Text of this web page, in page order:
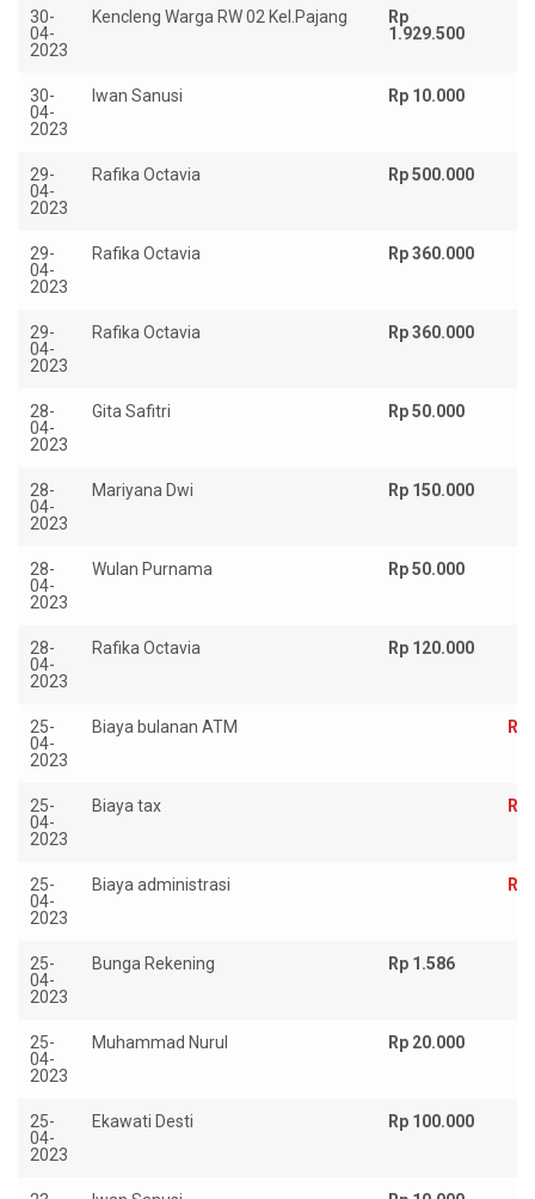
30-
04-
2023
Kencleng Warga RW 02 Kel.Pajang
Rp
1.929.500
30-
04-
2023
Iwan Sanusi Rp 10.000
29-
04-
2023
Rafika Octavia Rp 500.000
29-
04-
2023
Rafika Octavia Rp 360.000
29-
04-
2023
Rafika Octavia Rp 360.000
28-
04-
2023
Gita Safitri Rp 50.000
28-
04-
2023
Mariyana Dwi Rp 150.000
28-
04-
2023
Wulan Purnama Rp 50.000
28-
04-
2023
Rafika Octavia Rp 120.000
25-
04-
2023
Biaya bulanan ATM Rp
25-
04-
2023
Biaya tax Rp
25-
04-
2023
Biaya administrasi Rp
25-
04-
2023
Bunga Rekening Rp 1.586
25-
04-
2023
Muhammad Nurul Rp 20.000
25-
04-
2023
Ekawati Desti Rp 100.000